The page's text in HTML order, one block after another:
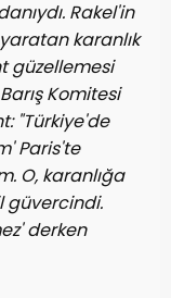
Rakel'in
karanlık
güzellemesi
Komitesi
"Türkiye'de
Paris'te
O, karanlığa
güvercindi.
derken